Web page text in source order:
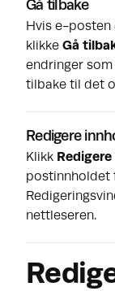
Gå tilbake
Hvis e-posten
klikke Gå
endringer
tilbake til det
Redigere
Klikk
postinnholdet
nettleseren.